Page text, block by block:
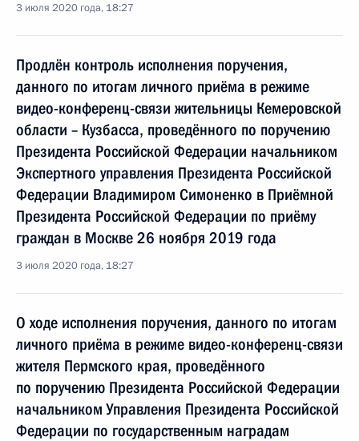
3 июля 2020 года, 18:27
Продлён контроль исполнения поручения,
данного по итогам личного приёма в режиме
видео-конференц-связи жительницы Кемеровской
области – Кузбасса, проведённого по поручению
Президента Российской Федерации начальником
Экспертного управления Президента Российской
Федерации Владимиром Симоненко в Приёмной
Президента Российской Федерации по приёму
граждан в Москве 26 ноября 2019 года
3 июля 2020 года, 18:27
О ходе исполнения поручения, данного по итогам
личного приёма в режиме видео-конференц-связи
жителя Пермского края, проведённого
по поручению Президента Российской Федерации
начальником Управления Президента Российской
Федерации по государственным наградам